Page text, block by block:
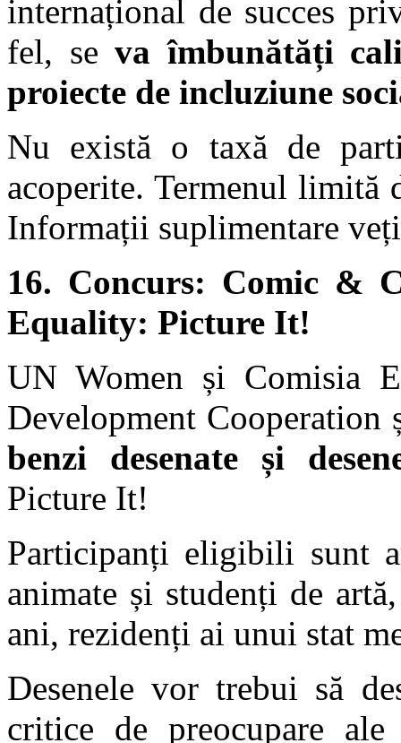
internațional de succes
fel, seva îmbunătăți
proiecte de incluziune
Nu există o taxă de
acoperite. Termenul limită
Informații suplimentare
16. Concurs: Comic &
Equality: Picture It!
UN Women și Comisia
Development Cooperation
benzi desenate și
Picture It!
Participanți eligibili sunt
animate și studenți de
ani, rezidenți ai unui stat
Desenele vor trebui să
critice de preocupare